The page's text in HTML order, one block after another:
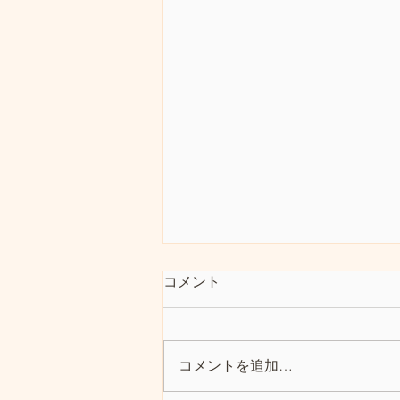
英国の難民排除政策
引用サイト 英 不法入国者の申
重し難民政策で先進的と思われて
きた英国だが、そのためもあって
コメント
コメントを追加…